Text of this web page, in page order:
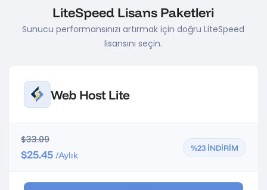
LiteSpeed Lisans Paketleri
Sunucu performansınızı artırmak için doğru LiteSpeed
lisansını seçin.
Web Host Lite
$33.09
$25.45 /Aylık
%23 İNDİRİM